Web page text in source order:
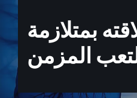
بمتلازمة
المزمن